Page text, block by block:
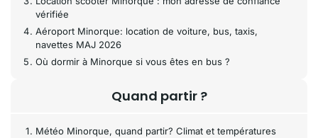
vérifiée
Aéroport Minorque: location de voiture, bus, taxis,
navettes MAJ 2026
Où dormir à Minorque si vous êtes en bus ?
Quand partir ?
Météo Minorque, quand partir? Climat et températures